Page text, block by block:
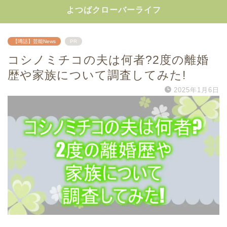
よつばクローバーライフ
【噂話】芸能News PR
コシノミチコの夫は何者?2度の離婚
歴や家族について調査してみた!
2025年1月6日